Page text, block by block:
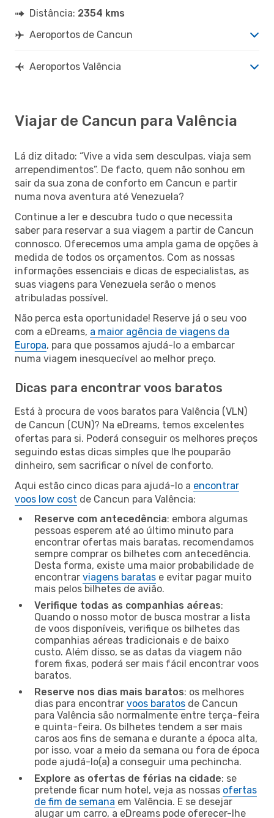
Distância: 2354 kms
Aeroportos de Cancun
Aeroportos Valência
Viajar de Cancun para Valência
Lá diz ditado: “Vive a vida sem desculpas, viaja sem
arrependimentos”. De facto, quem não sonhou em
sair da sua zona de conforto em Cancun e partir
numa nova aventura até Venezuela?
Continue a ler e descubra tudo o que necessita
saber para reservar a sua viagem a partir de Cancun
connosco. Oferecemos uma ampla gama de opções à
medida de todos os orçamentos. Com as nossas
informações essenciais e dicas de especialistas, as
suas viagens para Venezuela serão o menos
atribuladas possível.
Não perca esta oportunidade! Reserve já o seu voo
com a eDreams, a maior agência de viagens da
Europa, para que possamos ajudá-lo a embarcar
numa viagem inesquecível ao melhor preço.
Dicas para encontrar voos baratos
Está à procura de voos baratos para Valência (VLN)
de Cancun (CUN)? Na eDreams, temos excelentes
ofertas para si. Poderá conseguir os melhores preços
seguindo estas dicas simples que lhe pouparão
dinheiro, sem sacrificar o nível de conforto.
Aqui estão cinco dicas para ajudá-lo a encontrar
voos low cost de Cancun para Valência:
Reserve com antecedência: embora algumas
pessoas esperem até ao último minuto para
encontrar ofertas mais baratas, recomendamos
sempre comprar os bilhetes com antecedência.
Desta forma, existe uma maior probabilidade de
encontrar viagens baratas e evitar pagar muito
mais pelos bilhetes de avião.
Verifique todas as companhias aéreas:
Quando o nosso motor de busca mostrar a lista
de voos disponíveis, verifique os bilhetes das
companhias aéreas tradicionais e de baixo
custo. Além disso, se as datas da viagem não
forem fixas, poderá ser mais fácil encontrar voos
baratos.
Reserve nos dias mais baratos: os melhores
dias para encontrar voos baratos de Cancun
para Valência são normalmente entre terça-feira
e quinta-feira. Os bilhetes tendem a ser mais
caros aos fins de semana e durante a época alta,
por isso, voar a meio da semana ou fora de época
pode ajudá-lo(a) a conseguir uma pechincha.
Explore as ofertas de férias na cidade: se
pretende ficar num hotel, veja as nossas ofertas
de fim de semana em Valência. E se desejar
alugar um carro, a eDreams pode oferecer-lhe